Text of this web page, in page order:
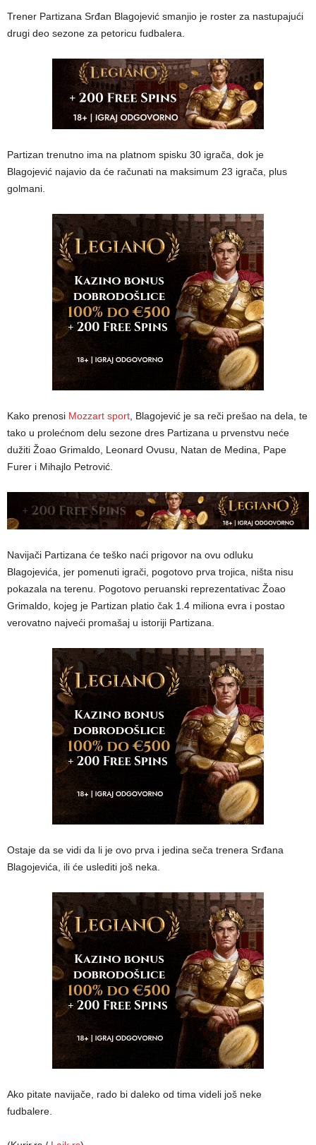
Trener Partizana Srđan Blagojević smanjio je roster za nastupajući
drugi deo sezone za petoricu fudbalera.
Partizan trenutno ima na platnom spisku 30 igrača, dok je
Blagojević najavio da će računati na maksimum 23 igrača, plus
golmani.
Kako prenosi Mozzart sport , Blagojević je sa reči prešao na dela, te
tako u prolećnom delu sezone dres Partizana u prvenstvu neće
dužiti Žoao Grimaldo, Leonard Ovusu, Natan de Medina, Pape
Furer i Mihajlo Petrović.
Navijači Partizana će teško naći prigovor na ovu odluku
Blagojevića, jer pomenuti igrači, pogotovo prva trojica, ništa nisu
pokazala na terenu. Pogotovo peruanski reprezentativac Žoao
Grimaldo, kojeg je Partizan platio čak 1.4 miliona evra i postao
verovatno najveći promašaj u istoriji Partizana.
Ostaje da se vidi da li je ovo prva i jedina seča trenera Srđana
Blagojevića, ili će uslediti još neka.
Ako pitate navijače, rado bi daleko od tima videli još neke
fudbalere.